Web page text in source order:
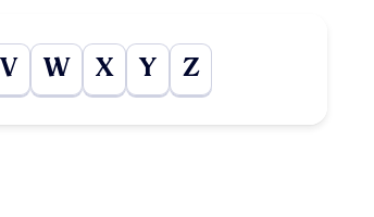
V W X Y Z